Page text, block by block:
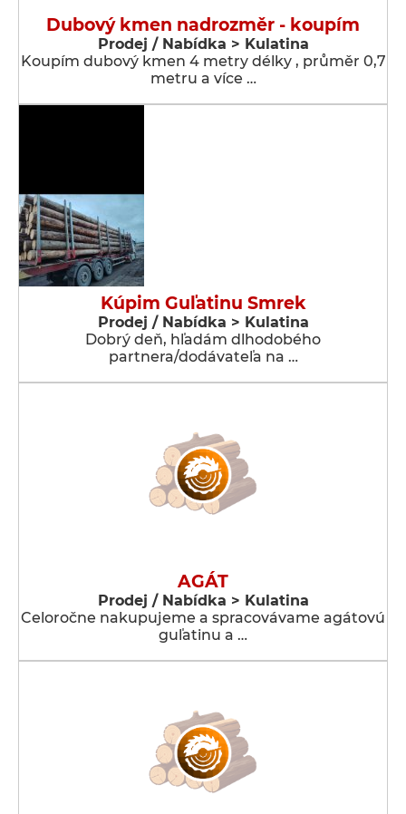
Dubový kmen nadrozměr - koupím
Prodej / Nabídka > Kulatina
Koupím dubový kmen 4 metry délky , průměr 0,7
metru a více …
Kúpim Guľatinu Smrek
Prodej / Nabídka > Kulatina
Dobrý deň, hľadám dlhodobého
partnera/dodávateľa na …
AGÁT
Prodej / Nabídka > Kulatina
Celoročne nakupujeme a spracovávame agátovú
guľatinu a …